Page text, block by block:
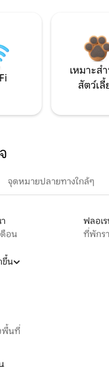
เหมาะส
สัตว์เลี้
จุดหมายปลายทางใกล้ๆ
อน
ฟลอเ
ที่พักร
ขึ้น
พื้นที่